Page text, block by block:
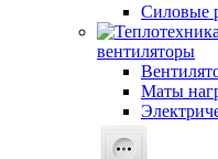
Силовые
вентиляторы
Маты